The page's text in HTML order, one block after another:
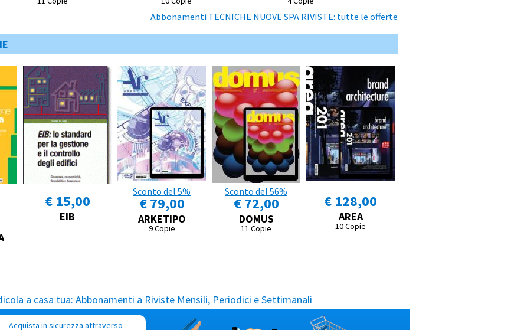
Abbonamenti TECNICHE NUOVE SPA RIVISTE: tutte le offerte
€ 15,00
EIB
Sconto del 5%
€ 79,00
ARKETIPO
9 Copie
Sconto del 56%
€ 72,00
DOMUS
11 Copie
€ 128,00
AREA
10 Copie
a casa tua: Abbonamenti a Riviste Mensili, Periodici e Settimanali
Acquista in sicurezza attraverso